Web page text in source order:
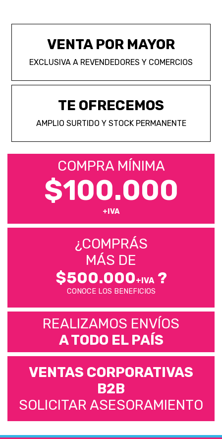
VENTA POR MAYOR
EXCLUSIVA A REVENDEDORES Y COMERCIOS
TE OFRECEMOS
AMPLIO SURTIDO Y STOCK PERMANENTE
COMPRA MÍNIMA
$100.000
+IVA
¿COMPRÁS
MÁS DE
$500.000+IVA?
CONOCE LOS BENEFICIOS
REALIZAMOS ENVÍOS
A TODO EL PAÍS
VENTAS CORPORATIVAS
B2B
SOLICITAR ASESORAMIENTO